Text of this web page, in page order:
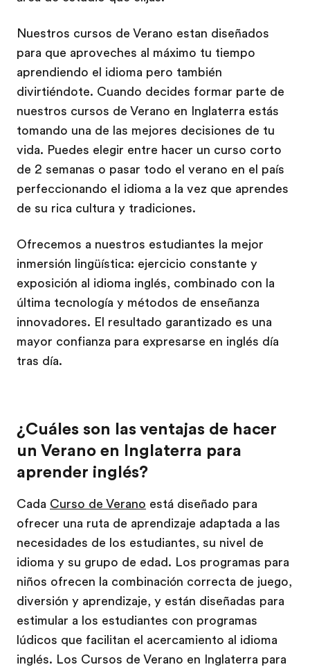
Nuestros cursos de Verano estan diseñados
para que aproveches al máximo tu tiempo
aprendiendo el idioma pero también
divirtiéndote. Cuando decides formar parte de
nuestros cursos de Verano en Inglaterra estás
tomando una de las mejores decisiones de tu
vida. Puedes elegir entre hacer un curso corto
de 2 semanas o pasar todo el verano en el país
perfeccionando el idioma a la vez que aprendes
de su rica cultura y tradiciones.
Ofrecemos a nuestros estudiantes la mejor
inmersión lingüística: ejercicio constante y
exposición al idioma inglés, combinado con la
última tecnología y métodos de enseñanza
innovadores. El resultado garantizado es una
mayor confianza para expresarse en inglés día
tras día.
¿Cuáles son las ventajas de hacer
un Verano en Inglaterra para
aprender inglés?
Cada Curso de Verano está diseñado para
ofrecer una ruta de aprendizaje adaptada a las
necesidades de los estudiantes, su nivel de
idioma y su grupo de edad. Los programas para
niños ofrecen la combinación correcta de juego,
diversión y aprendizaje, y están diseñadas para
estimular a los estudiantes con programas
lúdicos que facilitan el acercamiento al idioma
inglés. Los Cursos de Verano en Inglaterra para